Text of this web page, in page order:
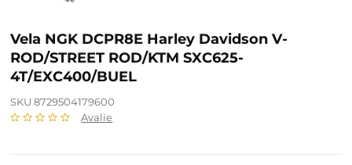
Vela NGK DCPR8E Harley Davidson V-
ROD/STREET ROD/KTM SXC625-
4T/EXC400/BUEL
SKU 8729504179600
Avalie